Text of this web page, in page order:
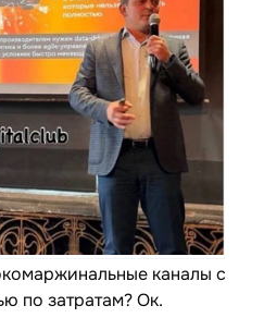
каналы с
по затратам? Ок.